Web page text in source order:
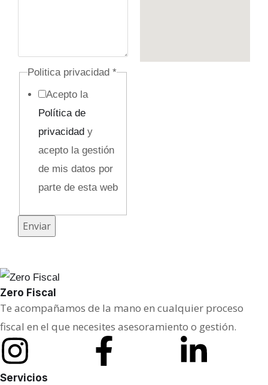
o
Politica privacidad *
Acepto la
Política de
privacidady
acepto la gestión
de mis datos por
parte de esta web
Enviar
Zero Fiscal
Te acompañamos de la mano en cualquier proceso
fiscal en el que necesites asesoramiento o gestión.
Servicios